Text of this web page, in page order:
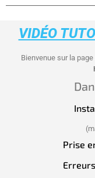
VIDÉO
Bienvenue sur la
Prise